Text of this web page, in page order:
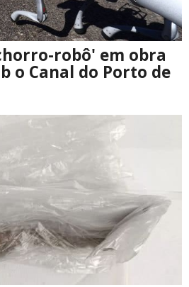
robô' em obra
o Canal do Porto de